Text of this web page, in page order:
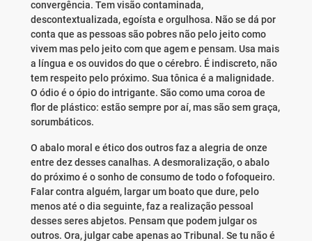
convergência. Tem visão contaminada,
descontextualizada, egoísta e orgulhosa. Não se dá por
conta que as pessoas são pobres não pelo jeito como
vivem mas pelo jeito com que agem e pensam. Usa mais
a língua e os ouvidos do que o cérebro. É indiscreto, não
tem respeito pelo próximo. Sua tônica é a malignidade.
O ódio é o ópio do intrigante. São como uma coroa de
flor de plástico: estão sempre por aí, mas são sem graça,
sorumbáticos.
O abalo moral e ético dos outros faz a alegria de onze
entre dez desses canalhas. A desmoralização, o abalo
do próximo é o sonho de consumo de todo o fofoqueiro.
Falar contra alguém, largar um boato que dure, pelo
menos até o dia seguinte, faz a realização pessoal
desses seres abjetos. Pensam que podem julgar os
outros. Ora, julgar cabe apenas ao Tribunal. Se tu não é